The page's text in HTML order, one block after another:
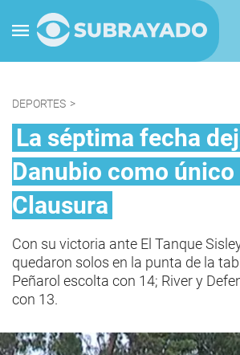
DEPORTES >
La séptima fecha
Danubio como único
Clausura
Con su victoria ante El Tanque
quedaron solos en la punta de la
Peñarol escolta con 14; River y
con 13.